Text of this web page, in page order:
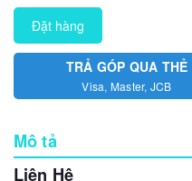
Đặt hàng
TRẢ GÓP QUA THẺ
Visa, Master, JCB
Mô tả
Liên Hệ